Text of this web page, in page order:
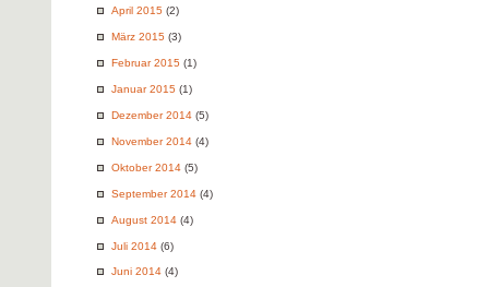
April 2015 (2)
März 2015 (3)
Februar 2015 (1)
Januar 2015 (1)
Dezember 2014 (5)
November 2014 (4)
Oktober 2014 (5)
September 2014 (4)
August 2014 (4)
Juli 2014 (6)
Juni 2014 (4)